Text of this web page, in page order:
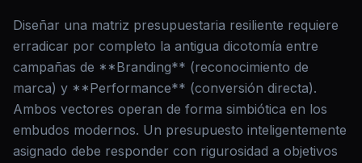
Diseñar una matriz presupuestaria resiliente requiere
erradicar por completo la antigua dicotomía entre
campañas de **Branding** (reconocimiento de
marca) y **Performance** (conversión directa).
Ambos vectores operan de forma simbiótica en los
embudos modernos. Un presupuesto inteligentemente
asignado debe responder con rigurosidad a objetivos